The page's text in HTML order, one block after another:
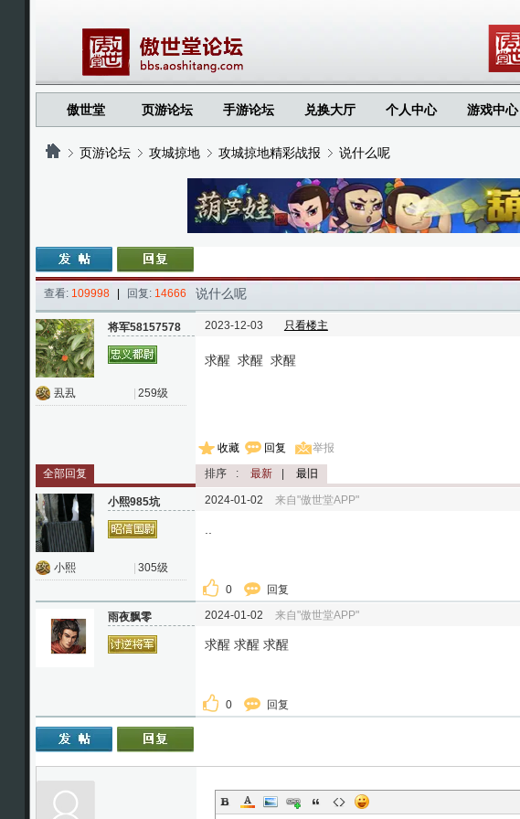
傲世堂 页游论坛 手游论坛 兑换大厅 个人中心 游戏中心
页游论坛 攻城掠地
›
攻城掠地精彩战报
›
说什么呢
查看: 109998 回复: 14666 说什么呢
将军58157578
厾厾 259级
2023-12-03 只看楼主
求醒 求醒 求醒
收藏 回复
举报
全部回复
排序 : 最新 最旧
小熙985坑
小熙 305级
2024-01-02 来自"傲世堂APP"
0 回复
雨夜飘零 2024-01-02 来自"傲世堂APP"
求醒 求醒 求醒
0 回复